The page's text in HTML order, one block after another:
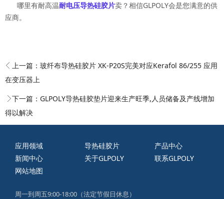
哪里有耐高温耐电压导热硅胶片卖？相信GLPOLY会是您满意的供
应商。
上一篇： 玻纤布导热硅胶片 XK-P20S完美对应Kerafol 86/255 应用
在变压器上
下一篇： GLPOLY导热硅胶垫片迎来生产旺季,人员储备及产线增加
得以解决
应用领域 导热硅胶片
产品中心
新闻中心
关于GLPOLY
联系GLPOLY
网站地图
周一到周五9:00-18:00（法定节假日休息）